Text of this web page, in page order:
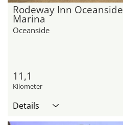
Rodeway Inn Oceanside
Marina
Oceanside
11,1
Kilometer
Details